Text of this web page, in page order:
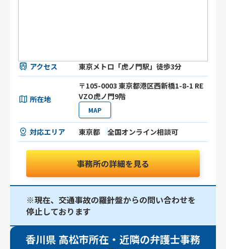
アクセス 東京メトロ「虎ノ門駅」徒歩3分
所在地
〒105-0003 東京都港区⻄新橋1-8-1 RE
VZO虎ノ門9階
MAP
対応エリア 東京都 全国オンライン相談可
事務所の詳細を見る
※現在、交通事故の羅針盤からの問い合わせを
停止しております
香川県 高松市所在・近隣の弁護士事務